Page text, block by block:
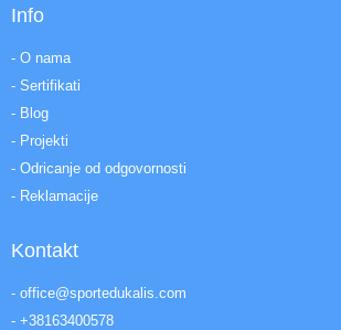
Info
- O nama
- Sertifikati
- Blog
- Projekti
- Odricanje od odgovornosti
- Reklamacije
Kontakt
- office@sportedukalis.com
- +38163400578